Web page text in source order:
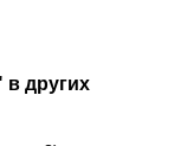
в других